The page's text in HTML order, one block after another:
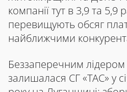
компанії тут в 3,9 та 5,9
перевищують обсяг
найближчими
Беззаперечним лідером
залишалася СГ «ТАС» у